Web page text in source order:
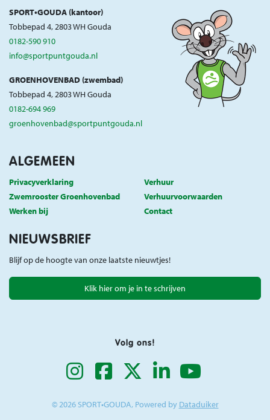
SPORT•GOUDA (kantoor)
Tobbepad 4, 2803 WH Gouda
0182-590 910
info@sportpuntgouda.nl
GROENHOVENBAD (zwembad)
Tobbepad 4, 2803 WH Gouda
0182-694 969
groenhovenbad@sportpuntgouda.nl
ALGEMEEN
Privacyverklaring
Verhuur
Zwemrooster Groenhovenbad
Verhuurvoorwaarden
Werken bij
Contact
NIEUWSBRIEF
Blijf op de hoogte van onze laatste nieuwtjes!
Klik hier om je in te schrijven
Volg ons!
© 2026 SPORT•GOUDA, Powered by Dataduiker